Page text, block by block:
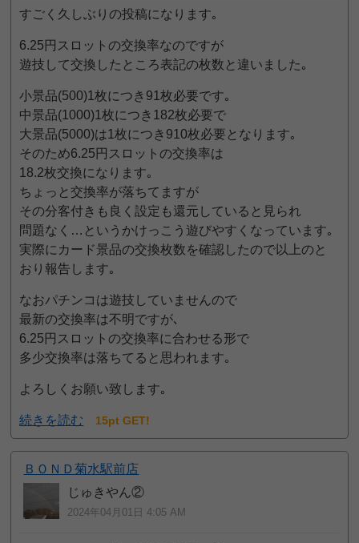
すごく久しぶりの投稿になります｡
6.25円スロットの交換率なのですが
遊技して交換したところ表記の枚数と違いました｡
小景品(500)1枚につき91枚必要です｡
中景品(1000)1枚につき182枚必要で
大景品(5000)は1枚につき910枚必要となります｡
そのため6.25円スロットの交換率は
18.2枚交換になります｡
ちょっと交換率が落ちてますが
その分客付きも良く設定も還元していると見られ
問題なく…というかけっこう遊びやすくなっています｡
実際にカード景品の交換枚数を確認したので以上のと
おり報告します｡
なおパチンコは遊技していませんので
最新の交換率は不明ですが､
6.25円スロットの交換率に合わせる形で
多少交換率は落ちてると思われます｡
よろしくお願い致します｡
続きを読む 15pt GET!
ＢＯＮＤ菊水駅前店
じゅきやん②
2024年04月01日 4:05 AM